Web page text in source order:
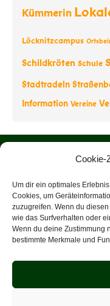
Cookie-
Um dir ein optimales
Cookies, um
zuzugreifen. Wenn du
wie das Surfverhalten oder
Wenn du deine Zustimmung
bestimmte Merkmale und
Kümmerin
Löcknitzcampus
Schildkröten Schule
Stadtradeln
Information Vereine
Über uns
Rathaus
Tourist-Information
Veranstaltungen
Datenschutz